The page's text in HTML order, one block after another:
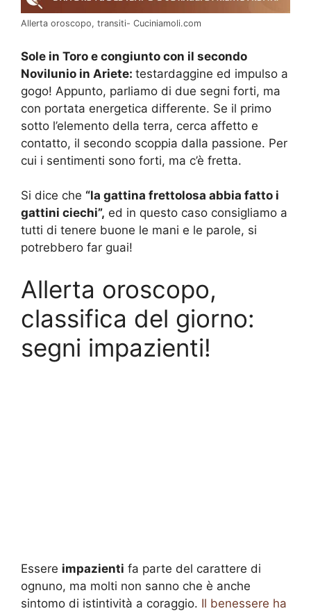
Allerta oroscopo, transiti- Cuciniamoli.com
Sole in Toro e congiunto con il secondo
Novilunio in Ariete: testardaggine ed impulso a
gogo! Appunto, parliamo di due segni forti, ma
con portata energetica differente. Se il primo
sotto l’elemento della terra, cerca affetto e
contatto, il secondo scoppia dalla passione. Per
cui i sentimenti sono forti, ma c’è fretta.
Si dice che “la gattina frettolosa abbia fatto i
gattini ciechi”, ed in questo caso consigliamo a
tutti di tenere buone le mani e le parole, si
potrebbero far guai!
Allerta oroscopo,
classifica del giorno:
segni impazienti!
Essere impazienti fa parte del carattere di
ognuno, ma molti non sanno che è anche
sintomo di istintività a coraggio. Il benessere ha